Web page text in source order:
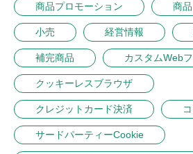
商品プロモーション 商
小売 経営情報
補完商品 カスタムWeb
クッキーレスブラウザ
クレジットカード決済
サードパーティーCookie